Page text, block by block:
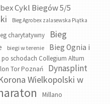
Cykl Biegów 5/5
Bieg Agrobex zalasewska Piątka
charytatywny
Bieg
biegi w terenie
Bieg Ognia i
po schodach Collegium Altum
Tor Poznań Dynasplint
Wielkopolski w
Millano